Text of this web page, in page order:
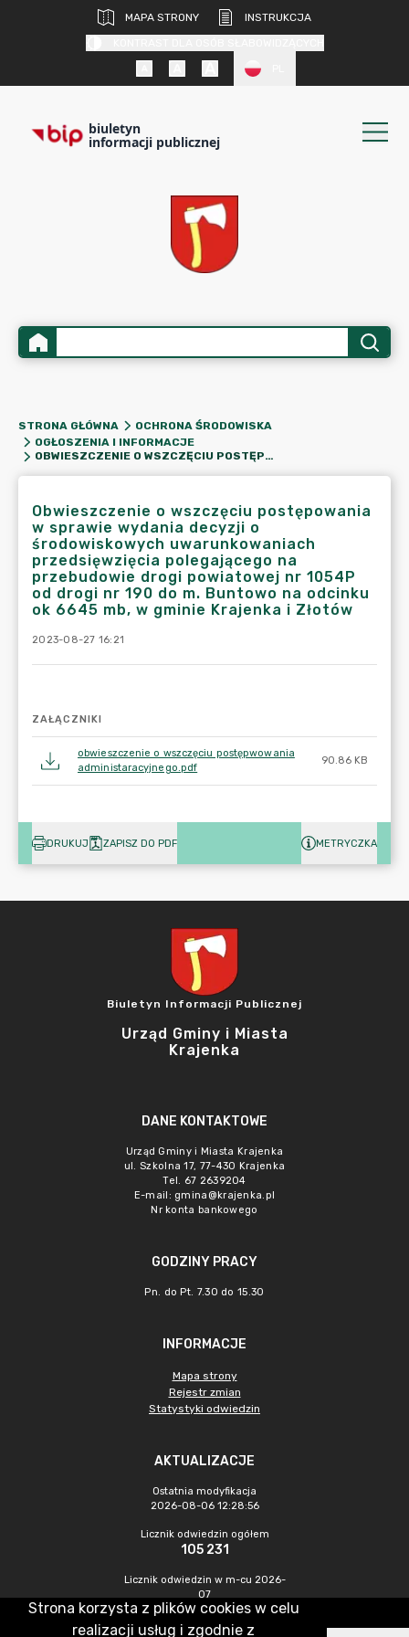
MAPA STRONY
INSTRUKCJA
biuletyn
informacji publicznej
STRONA GŁÓWNA
OCHRONA ŚRODOWISKA
OGŁOSZENIA I INFORMACJE
OBWIESZCZENIE O WSZCZĘCIU POSTĘPOWANIA W SPRAWIE WYDANIA DECYZJI O ŚRODOWISKOWYCH UWARUNKOWANIACH PRZEDSIĘWZIĘCIA POLEGAJĄCEGO NA PRZEBUDOWIE DROGI POWIATOWEJ NR 1054P OD DROGI NR 190 DO M. BUNTOWO NA ODCINKU OK 6645 MB, W GMINIE KRAJENKA I ZŁOTÓW
Obwieszczenie o wszczęciu postępowania
w sprawie wydania decyzji o
środowiskowych uwarunkowaniach
przedsięwzięcia polegającego na
przebudowie drogi powiatowej nr 1054P
od drogi nr 190 do m. Buntowo na odcinku
ok 6645 mb, w gminie Krajenka i Złotów
2023-08-27 16:21
ZAŁĄCZNIKI
obwieszczenie o wszczęciu postępwowania
administaracyjnego.pdf
90.86 KB
DRUKUJ ZAPISZ DO PDF METRYCZKA
Biuletyn Informacji Publicznej
Urząd Gminy i Miasta
Krajenka
DANE KONTAKTOWE
Urząd Gminy i Miasta Krajenka
ul. Szkolna 17, 77-430 Krajenka
Tel. 67 2639204
E-mail: gmina@krajenka.pl
Nr konta bankowego
GODZINY PRACY
Pn. do Pt. 7.30 do 15.30
INFORMACJE
Mapa strony
Rejestr zmian
Statystyki odwiedzin
AKTUALIZACJE
Ostatnia modyfikacja
2026-08-06 12:28:56
Licznik odwiedzin ogółem
105 231
Licznik odwiedzin w m-cu 2026-
07
607
Strona korzysta z plików cookies w celu
realizacji usług i zgodnie z